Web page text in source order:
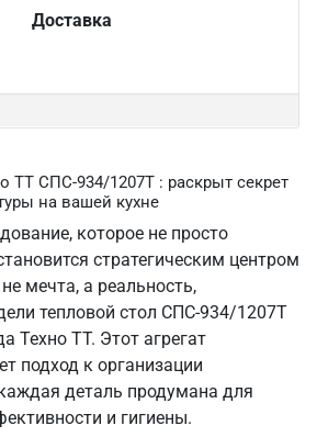
Доставка
ТТ СПС-934/1207Т : раскрыт секрет
на вашей кухне
которое не просто
стратегическим центром
мечта, а реальность,
тепловой стол СПС-934/1207Т
Техно ТТ. Этот агрегат
подход к организации
деталь продумана для
и гигиены.